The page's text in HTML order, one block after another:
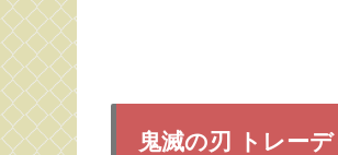
鬼滅の刃 トレー